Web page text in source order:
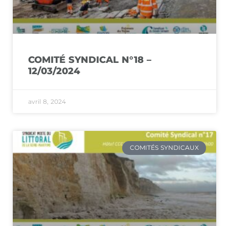
COMITÉ SYNDICAL N°18 –
12/03/2024
avril 8, 2024
COMITÉS SYNDICAUX